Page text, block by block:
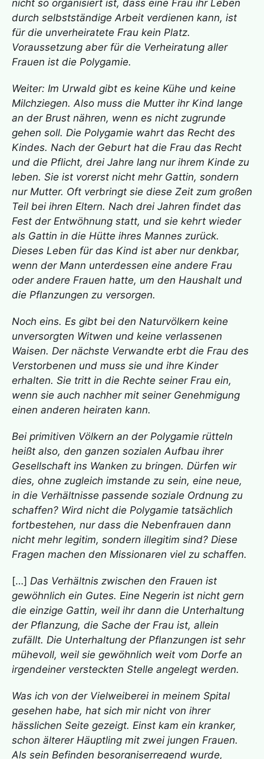
nicht so organisiert ist, dass eine Frau ihr Leben
durch selbstständige Arbeit verdienen kann, ist
für die unverheiratete Frau kein Platz.
Voraussetzung aber für die Verheiratung aller
Frauen ist die Polygamie.
Weiter: Im Urwald gibt es keine Kühe und keine
Milchziegen. Also muss die Mutter ihr Kind lange
an der Brust nähren, wenn es nicht zugrunde
gehen soll. Die Polygamie wahrt das Recht des
Kindes. Nach der Geburt hat die Frau das Recht
und die Pflicht, drei Jahre lang nur ihrem Kinde zu
leben. Sie ist vorerst nicht mehr Gattin, sondern
nur Mutter. Oft verbringt sie diese Zeit zum großen
Teil bei ihren Eltern. Nach drei Jahren findet das
Fest der Entwöhnung statt, und sie kehrt wieder
als Gattin in die Hütte ihres Mannes zurück.
Dieses Leben für das Kind ist aber nur denkbar,
wenn der Mann unterdessen eine andere Frau
oder andere Frauen hatte, um den Haushalt und
die Pflanzungen zu versorgen.
Noch eins. Es gibt bei den Naturvölkern keine
unversorgten Witwen und keine verlassenen
Waisen. Der nächste Verwandte erbt die Frau des
Verstorbenen und muss sie und ihre Kinder
erhalten. Sie tritt in die Rechte seiner Frau ein,
wenn sie auch nachher mit seiner Genehmigung
einen anderen heiraten kann.
Bei primitiven Völkern an der Polygamie rütteln
heißt also, den ganzen sozialen Aufbau ihrer
Gesellschaft ins Wanken zu bringen. Dürfen wir
dies, ohne zugleich imstande zu sein, eine neue,
in die Verhältnisse passende soziale Ordnung zu
schaffen? Wird nicht die Polygamie tatsächlich
fortbestehen, nur dass die Nebenfrauen dann
nicht mehr legitim, sondern illegitim sind? Diese
Fragen machen den Missionaren viel zu schaffen.
[…] Das Verhältnis zwischen den Frauen ist
gewöhnlich ein Gutes. Eine Negerin ist nicht gern
die einzige Gattin, weil ihr dann die Unterhaltung
der Pflanzung, die Sache der Frau ist, allein
zufällt. Die Unterhaltung der Pflanzungen ist sehr
mühevoll, weil sie gewöhnlich weit vom Dorfe an
irgendeiner versteckten Stelle angelegt werden.
Was ich von der Vielweiberei in meinem Spital
gesehen habe, hat sich mir nicht von ihrer
hässlichen Seite gezeigt. Einst kam ein kranker,
schon älterer Häuptling mit zwei jungen Frauen.
Als sein Befinden besorgniserregend wurde,